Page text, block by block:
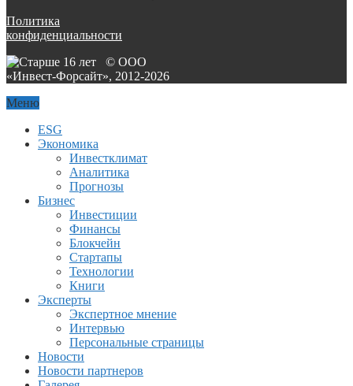
Политика
конфиденциальности
© ООО
«Инвест-Форсайт», 2012-2026
Меню
ESG
Экономика
Инвестклимат
Аналитика
Прогнозы
Бизнес
Инвестиции
Финансы
Блокчейн
Стартапы
Технологии
Книги
Эксперты
Экспертное мнение
Интервью
Персональные страницы
Новости
Новости партнеров